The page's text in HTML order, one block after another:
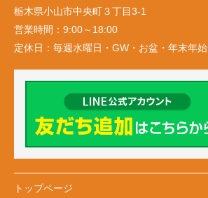
栃木県小山市中央町３丁目3-1
営業時間： 9:00～18:00
定休日： 毎週水曜日・GW・お盆・年末年始
トップページ